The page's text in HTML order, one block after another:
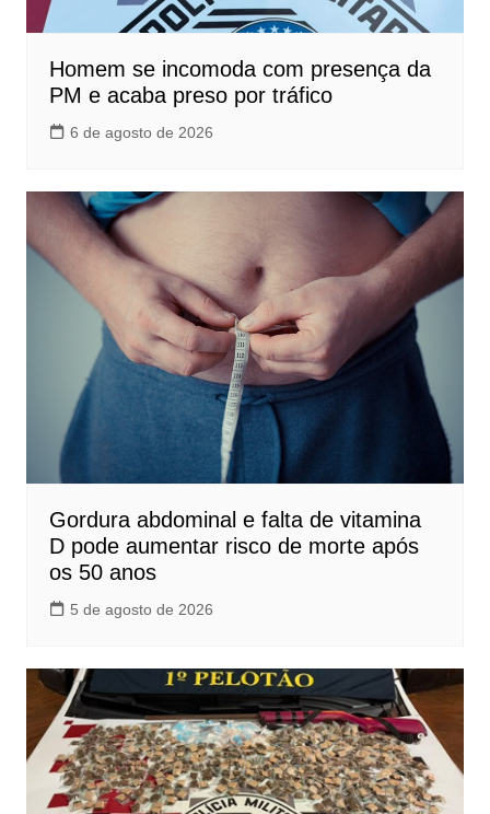
Homem se incomoda com presença da
PM e acaba preso por tráfico
6 de agosto de 2026
Gordura abdominal e falta de vitamina
D pode aumentar risco de morte após
os 50 anos
5 de agosto de 2026